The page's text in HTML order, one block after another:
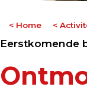
Home
Eerstkomende